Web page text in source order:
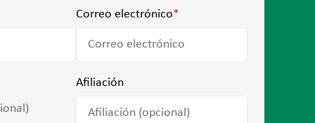
Correo electrónico*
Afiliación